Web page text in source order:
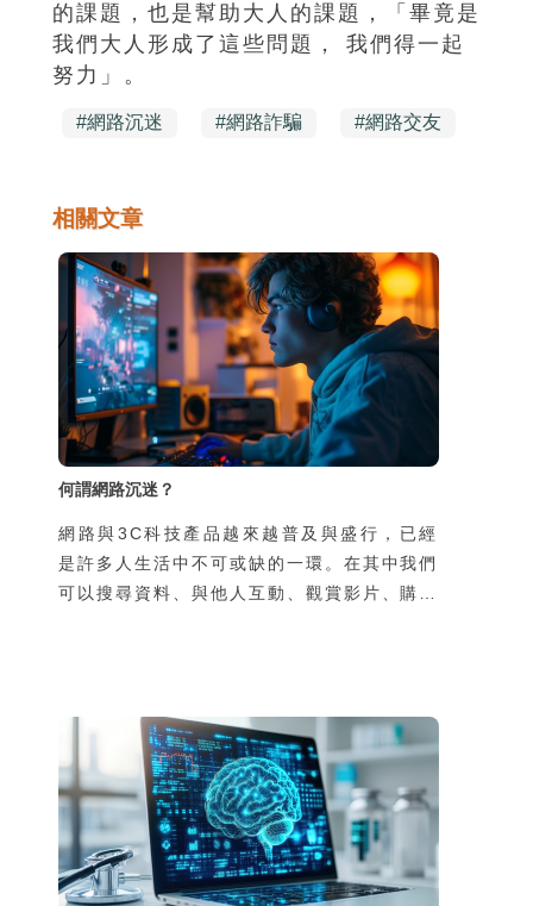
的課題，也是幫助大人的課題，「畢竟是
我們大人形成了這些問題， 我們得一起
努力」。
#網路沉迷 #網路詐騙 #網路交友
相關文章
何謂網路沉迷？
網路與3C科技產品越來越普及與盛行，已經
是許多人生活中不可或缺的一環。在其中我們
可以搜尋資料、與他人互動、觀賞影片、購物